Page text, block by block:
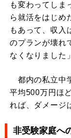
も変わってしま
ら就活をはじめ
もあって、収入
のプランが壊れ
なくなりました」
都内の私立中
平均500万円ほ
れば、ダメージ
非受験家庭へ